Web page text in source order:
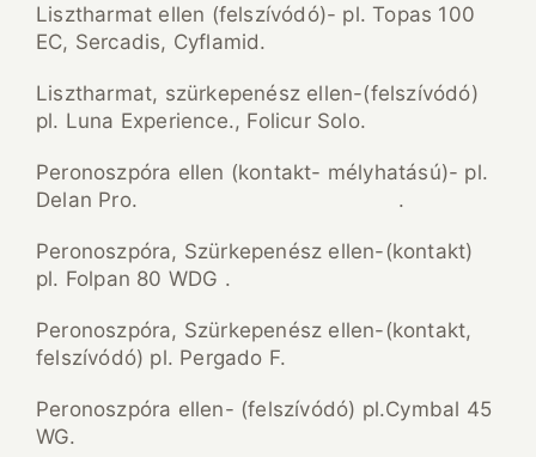
Lisztharmat ellen (felszívódó)- pl. Topas 100
EC, Sercadis, Cyflamid.
Lisztharmat, szürkepenész ellen-(felszívódó)
pl. Luna Experience., Folicur Solo.
Peronoszpóra ellen (kontakt- mélyhatású)- pl.
Delan Pro. .
Peronoszpóra, Szürkepenész ellen-(kontakt)
pl. Folpan 80 WDG .
Peronoszpóra, Szürkepenész ellen-(kontakt,
felszívódó) pl. Pergado F.
Peronoszpóra ellen- (felszívódó) pl.Cymbal 45
WG.